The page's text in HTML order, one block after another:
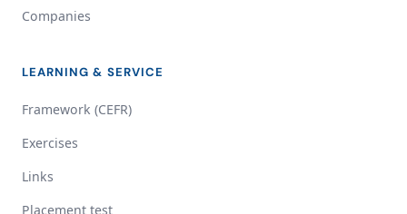
Companies
LEARNING & SERVICE
Framework (CEFR)
Exercises
Links
Placement test